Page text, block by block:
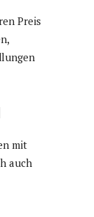
Preis
mit
auch